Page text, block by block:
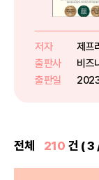
저자
제프
출판사
비즈
출판일
전체 210 건 ( 3